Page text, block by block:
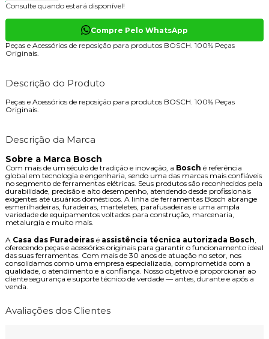
Consulte quando estará disponível!
Compre Pelo WhatsApp
Peças e Acessórios de reposição para produtos BOSCH. 100% Peças
Originais.
Descrição do Produto
Peças e Acessórios de reposição para produtos BOSCH. 100% Peças
Originais.
Descrição da Marca
Sobre a Marca Bosch
Com mais de um século de tradição e inovação, a Bosch é referência
global em tecnologia e engenharia, sendo uma das marcas mais confiáveis
no segmento de ferramentas elétricas. Seus produtos são reconhecidos pela
durabilidade, precisão e alto desempenho, atendendo desde profissionais
exigentes até usuários domésticos. A linha de ferramentas Bosch abrange
esmerilhadeiras, furadeiras, marteletes, parafusadeiras e uma ampla
variedade de equipamentos voltados para construção, marcenaria,
metalurgia e muito mais.
A Casa das Furadeirasé assistência técnica autorizada Bosch,
oferecendo peças e acessórios originais para garantir o funcionamento ideal
das suas ferramentas. Com mais de 30 anos de atuação no setor, nos
consolidamos como uma empresa especializada, comprometida com a
qualidade, o atendimento e a confiança. Nosso objetivo é proporcionar ao
cliente segurança e suporte técnico de verdade — antes, durante e após a
venda.
Avaliações dos Clientes